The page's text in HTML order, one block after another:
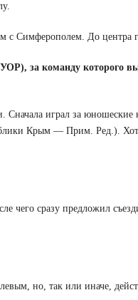
с Симферополем. До центра
за команду которого
играл за юношеские
Крым — Прим. Ред.).
чего сразу предложил
но, так или иначе,